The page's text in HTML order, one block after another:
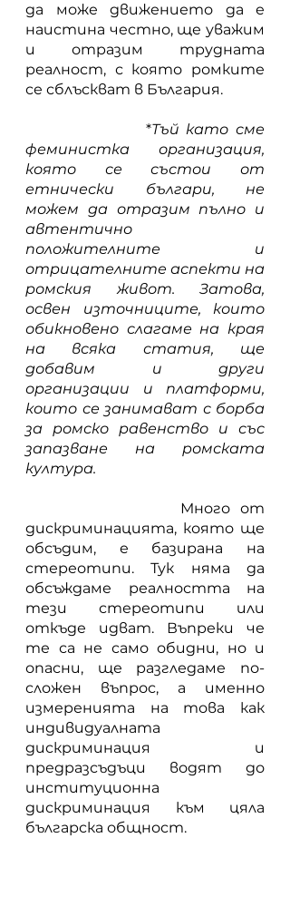
да може движението да е
наистина честно, ще уважим
и отразим трудната
реалност, с която ромките
се сблъскват в България.
           	 *
Тъй като сме
феминистка организация,
която се състои от
етнически българи, не
можем да отразим пълно и
автентично
положителните и
отрицателните аспекти на
ромския живот. Затова,
освен източниците, които
обикновено слагаме на края
на всяка статия, ще
добавим и други
организации и платформи,
които се занимават с борба
за ромско равенство и със
запазване на ромската
култура.
дискриминацията, която ще
обсъдим, е базирана на
стереотипи. Тук няма да
обсъждаме реалността на
тези стереотипи или
откъде идват. Въпреки че
те са не само обидни, но и
опасни, ще разгледаме по-
сложен въпрос, а именно
измеренията на това как
индивидуалната
дискриминация и
предразсъдъци водят до
институционна
дискриминация към цяла
българска общност.